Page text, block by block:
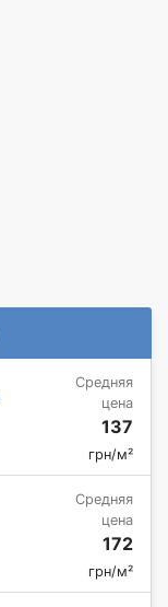
Средняя
цена
137
грн/м²
Средняя
цена
172
грн/м²